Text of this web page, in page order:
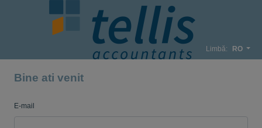
Limbă: RO
Bine ati venit
E-mail